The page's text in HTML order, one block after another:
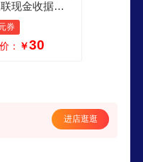
现金收据实
出入库单货
绿天 二联现
482110本
券
： ￥30
进店逛逛